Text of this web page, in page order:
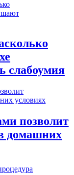
слабоумия
позволит
домашних